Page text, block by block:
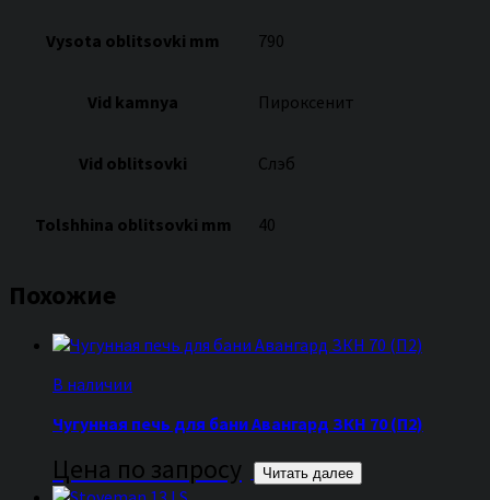
Vysota oblitsovki mm 790
Vid kamnya Пироксенит
Vid oblitsovki Слэб
Tolshhina oblitsovki mm 40
Похожие
В наличии
Чугунная печь для бани Авангард ЗКН 70 (П2)
Цена по запросу Читать далее